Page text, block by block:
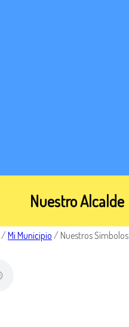
Nuestro Alcalde
/ Mi Municipio / Nuestros Símbolos